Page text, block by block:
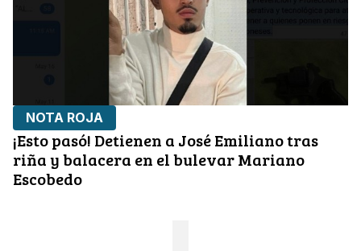
NOTA ROJA
¡Esto pasó! Detienen a José Emiliano tras
riña y balacera en el bulevar Mariano
Escobedo